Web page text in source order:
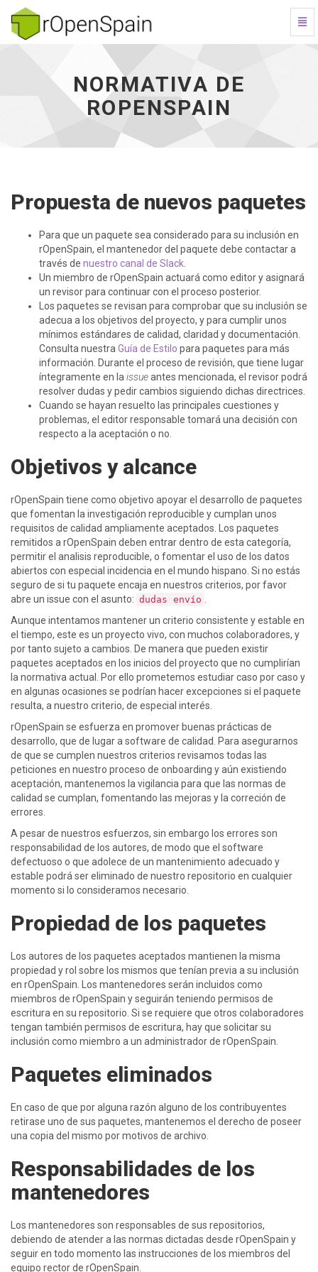
Normativa
rOpenSpainNORMATIVA DE
ROPENSPAIN
Propuesta de nuevos paquetes
Para que un paquete sea considerado para su inclusión en
rOpenSpain, el mantenedor del paquete debe contactar a
través de nuestro canal de Slack
Un miembro de rOpenSpain actuará como editor y asignará
un revisor para continuar con el proceso posterior.
Los paquetes se revisan para comprobar que su inclusión se
adecua a los objetivos del proyecto, y para cumplir unos
mínimos estándares de calidad, claridad y documentación.
Consulta nuestra Guía de Estilo para paquetes para más
información. Durante el proceso de revisión, que tiene lugar
íntegramente en la issueantes mencionada, el revisor podrá
resolver dudas y pedir cambios siguiendo dichas directrices.
Cuando se hayan resuelto las principales cuestiones y
problemas, el editor responsable tomará una decisión con
respecto a la aceptación o no.
Objetivos y alcance
rOpenSpain tiene como objetivo apoyar el desarrollo de paquetes
que fomentan la investigación reproducible y cumplan unos
requisitos de calidad ampliamente aceptados. Los paquetes
remitidos a rOpenSpain deben entrar dentro de esta categoría,
permitir el analisis reproducible, o fomentar el uso de los datos
abiertos con especial incidencia en el mundo hispano. Si no estás
seguro de si tu paquete encaja en nuestros criterios, por favor
abre un issue con el asunto: dudas envío
Aunque intentamos mantener un criterio consistente y estable en
el tiempo, este es un proyecto vivo, con muchos colaboradores, y
por tanto sujeto a cambios. De manera que pueden existir
paquetes aceptados en los inicios del proyecto que no cumplirían
la normativa actual. Por ello prometemos estudiar caso por caso y
en algunas ocasiones se podrían hacer excepciones si el paquete
resulta, a nuestro criterio, de especial interés.
rOpenSpain se esfuerza en promover buenas prácticas de
desarrollo, que de lugar a software de calidad. Para asegurarnos
de que se cumplen nuestros criterios revisamos todas las
peticiones en nuestro proceso de onboarding y aún existiendo
aceptación, mantenemos la vigilancia para que las normas de
calidad se cumplan, fomentando las mejoras y la correción de
errores.
A pesar de nuestros esfuerzos, sin embargo los errores son
responsabilidad de los autores, de modo que el software
defectuoso o que adolece de un mantenimiento adecuado y
estable podrá ser eliminado de nuestro repositorio en cualquier
momento si lo consideramos necesario.
Propiedad de los paquetes
Los autores de los paquetes aceptados mantienen la misma
propiedad y rol sobre los mismos que tenían previa a su inclusión
en rOpenSpain. Los mantenedores serán incluidos como
miembros de rOpenSpain y seguirán teniendo permisos de
escritura en su repositorio. Si se requiere que otros colaboradores
tengan también permisos de escritura, hay que solicitar su
inclusión como miembro a un administrador de rOpenSpain.
Paquetes eliminados
En caso de que por alguna razón alguno de los contribuyentes
retirase uno de sus paquetes, mantenemos el derecho de poseer
una copia del mismo por motivos de archivo.
Responsabilidades de los
mantenedores
Los mantenedores son responsables de sus repositorios,
debiendo de atender a las normas dictadas desde rOpenSpain y
seguir en todo momento las instrucciones de los miembros del
equipo rector de rOpenSpain.